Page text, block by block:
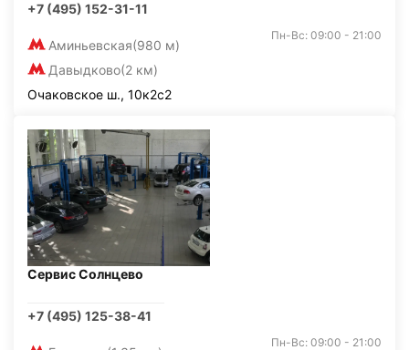
+7 (495) 152-31-11
Аминьевская(980 м)
Давыдково(2 км)
Пн-Вс: 09:00 - 21:00
Очаковское ш., 10к2с2
Сервис Солнцево
+7 (495) 125-38-41
Пн-Вс: 09:00 - 21:00